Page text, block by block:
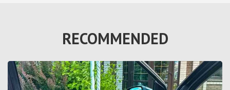
RECOMMENDED